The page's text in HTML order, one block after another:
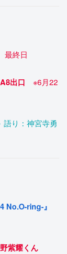
最終日
出口
※6月22
り：神宮寺勇
No.O-ring-』
紫耀くん